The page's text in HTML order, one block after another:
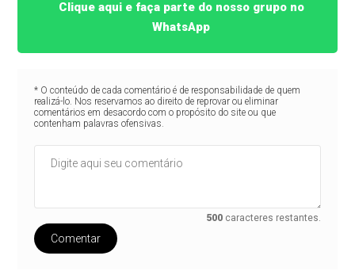
Clique aqui e faça parte do nosso grupo no
WhatsApp
* O conteúdo de cada comentário é de responsabilidade de quem
realizá-lo. Nos reservamos ao direito de reprovar ou eliminar
comentários em desacordo com o propósito do site ou que
contenham palavras ofensivas.
500 caracteres restantes.
Comentar